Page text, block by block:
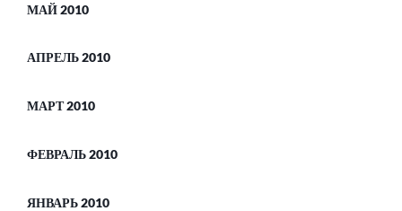
МАЙ 2010
АПРЕЛЬ 2010
МАРТ 2010
ФЕВРАЛЬ 2010
ЯНВАРЬ 2010